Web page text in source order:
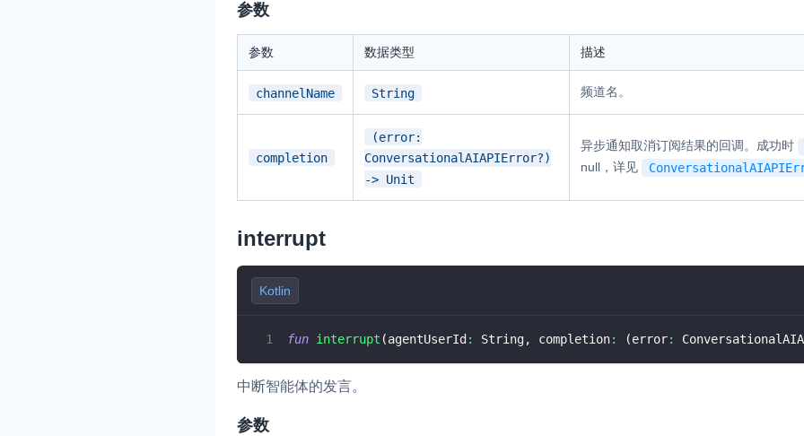
参数
参数 数据类型 描述
channelName String 频道名。
completion
(error:
ConversationalAIAPIError?)
-> Unit
异步通知取消订阅结果的回调。成功时
null，详见
interrupt
Kotlin
fun interrupt (agentUserId : String, completion: (error:
中断智能体的发言。
参数